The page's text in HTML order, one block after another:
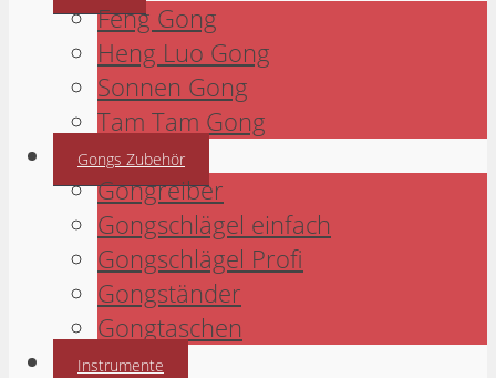
Feng Gong
Heng Luo Gong
Sonnen Gong
Tam Tam Gong
Gongs Zubehör
Gongreiber
Gongschlägel einfach
Gongschlägel Profi
Gongständer
Gongtaschen
Instrumente